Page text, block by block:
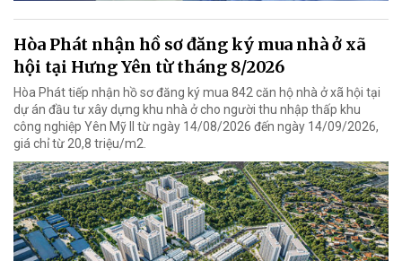
Hòa Phát nhận hồ sơ đăng ký mua nhà ở xã
hội tại Hưng Yên từ tháng 8/2026
Hòa Phát tiếp nhận hồ sơ đăng ký mua 842 căn hộ nhà ở xã hội tại
dự án đầu tư xây dựng khu nhà ở cho người thu nhập thấp khu
công nghiệp Yên Mỹ II từ ngày 14/08/2026 đến ngày 14/09/2026,
giá chỉ từ 20,8 triệu/m2.